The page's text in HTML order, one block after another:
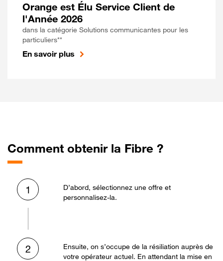
Orange est Élu Service Client de
l'Année 2026
dans la catégorie Solutions communicantes pour les
particuliers**
En savoir plus
Comment obtenir la Fibre ?
1
D’abord, sélectionnez une offre et
personnalisez-la.
2
Ensuite, on s’occupe de la résiliation auprès de
votre opérateur actuel. En attendant la mise en